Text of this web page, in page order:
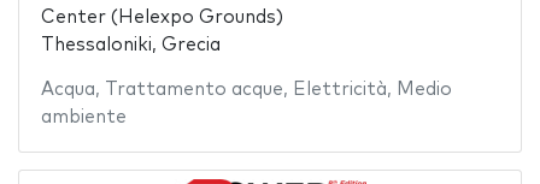
Center (Helexpo Grounds)
Thessaloniki, Grecia
Acqua, Trattamento acque, Elettricità, Medio
ambiente